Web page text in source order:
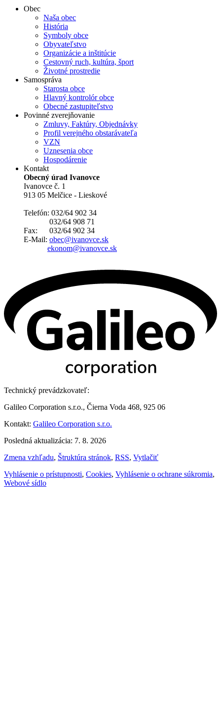
Obec
Naša obec
História
Symboly obce
Obyvateľstvo
Organizácie a inštitúcie
Cestovný ruch, kultúra, šport
Životné prostredie
Samospráva
Starosta obce
Hlavný kontrolór obce
Obecné zastupiteľstvo
Povinné zverejňovanie
Zmluvy, Faktúry, Objednávky
Profil verejného obstarávateľa
VZN
Uznesenia obce
Hospodárenie
Kontakt
Obecný úrad Ivanovce
Ivanovce č. 1
913 05 Melčice - Lieskové
Telefón: 032/64 902 34
032/64 908 71
Fax: 032/64 902 34
E-Mail: obec@ivanovce.sk
ekonom@ivanovce.sk
Technický prevádzkovateľ:
Galileo Corporation s.r.o., Čierna Voda 468, 925 06
Kontakt: Galileo Corporation s.r.o.
Posledná aktualizácia: 7. 8. 2026
Zmena vzhľadu, Štruktúra stránok, RSS, Vytlačiť
Vyhlásenie o prístupnosti, Cookies, Vyhlásenie o ochrane súkromia,
Webové sídlo